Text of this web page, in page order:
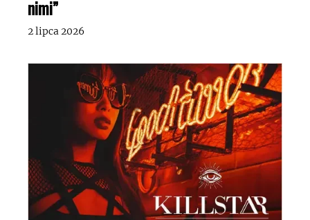
nimi”
2 lipca 2026